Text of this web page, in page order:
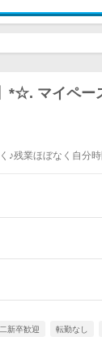
*☆. マイペー
♪残業ほぼなく自分
新卒歓迎 転勤なし